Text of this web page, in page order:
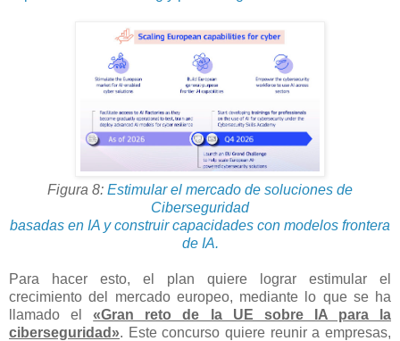
Figura 8: Estimular el mercado de soluciones de
Ciberseguridad
basadas en IA y construir capacidades con modelos frontera
de IA.
Para hacer esto, el plan quiere lograr estimular el
crecimiento del mercado europeo, mediante lo que se ha
llamado el«Gran reto de la UE sobre IA para la
ciberseguridad». Este concurso quiere reunir a empresas,